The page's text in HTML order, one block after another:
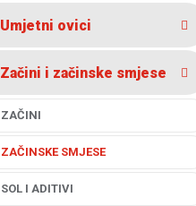
Umjetni ovici
Začini i začinske smjese
ZAČINI
ZAČINSKE SMJESE
SOL I ADITIVI